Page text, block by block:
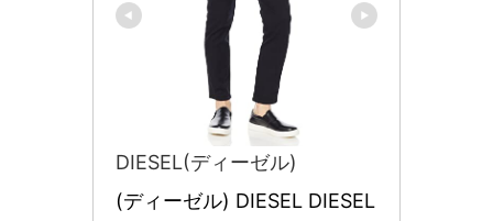
DIESEL(ディーゼル)
(ディーゼル) DIESEL DIESEL